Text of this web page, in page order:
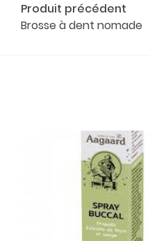
Produit précédent
Brosse à dent nomade